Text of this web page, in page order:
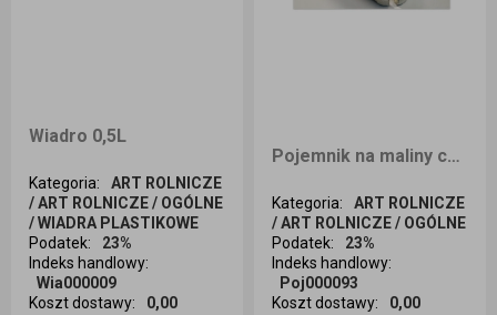
Wiadro 0,5L
Kategoria:
ART ROLNICZE
/ ART ROLNICZE / OGÓLNE
/ WIADRA PLASTIKOWE
Podatek:
23%
Indeks handlowy:
Wia000009
Koszt dostawy: 0,00
Ilość sztuk
Pojemnik na maliny czeskie 500g 50 sztuk
Kategoria:
ART ROLNICZE
/ ART ROLNICZE / OGÓLNE
Podatek:
23%
Indeks handlowy:
Poj000093
Koszt dostawy: 0,00
Ilość sztuk